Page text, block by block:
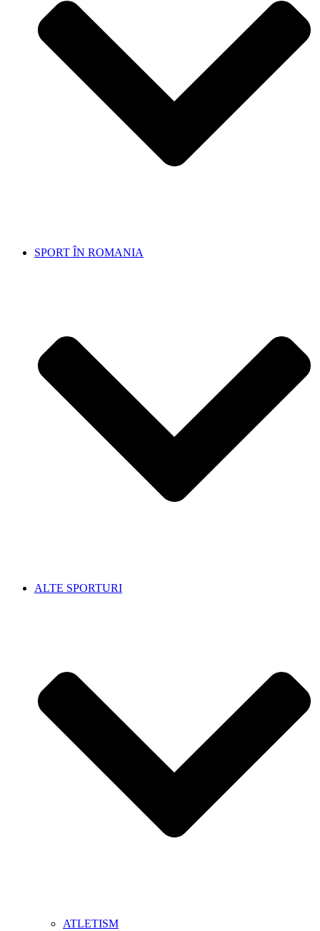
SPORT ÎN ROMANIA
ALTE SPORTURI
ATLETISM